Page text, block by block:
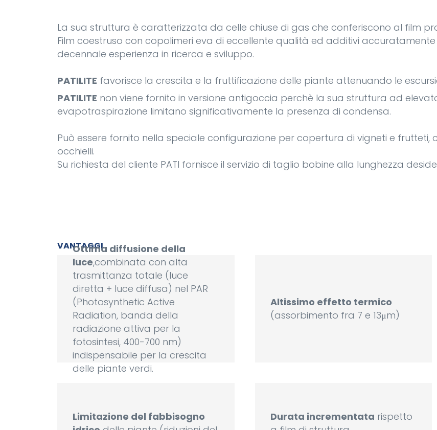
La sua struttura è caratterizzata da celle chiuse di gas che conferiscono al film
Film coestruso con copolimeri eva di eccellente qualità ed additivi
decennale esperienza in ricerca e sviluppo.
PATILITE favorisce la crescita e la fruttificazione delle piante attenuando le
PATILITE non viene fornito in versione antigoccia perchè la sua struttura ad
evapotraspirazione limitano significativamente la presenza di condensa.
Può essere fornito nella speciale configurazione per copertura di vigneti e frutteti,
occhielli.
Su richiesta del cliente PATI fornisce il servizio di taglio bobine alla lunghezza
VANTAGGI
Ottima diffusione della
luce,combinata con alta
trasmittanza totale (luce
diretta + luce diffusa) nel PAR
(Photosynthetic Active
Radiation, banda della
radiazione attiva per la
fotosintesi, 400-700 nm)
indispensabile per la crescita
delle piante verdi.
Altissimo effetto termico
(assorbimento fra 7 e 13μm)
Limitazione del fabbisogno
Durata incrementata rispetto